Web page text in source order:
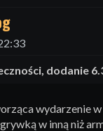
dodanie
wydarzenie
w inną niż